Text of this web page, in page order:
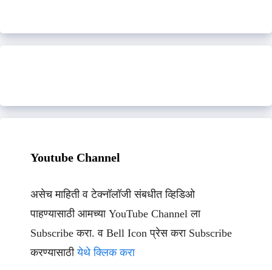
Youtube Channel
असेच माहिती व टेक्नॉलॉजी संबधीत व्हिडिओ
पाहण्यासाठी आमच्या YouTube Channel ला
Subscribe करा. व Bell Icon प्रेस करा Subscribe
करण्यासाठीयेथे क्लिक करा